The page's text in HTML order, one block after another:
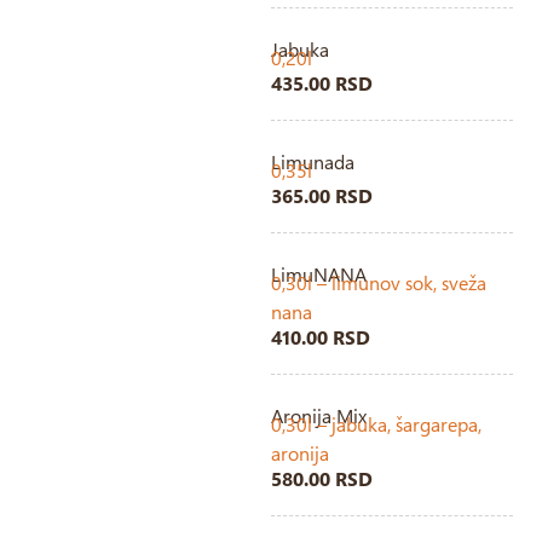
Jabuka
0,20l
435.00 RSD
Limunada
0,35l
365.00 RSD
LimuNANA
0,30l – limunov sok, sveža
nana
410.00 RSD
Aronija Mix
0,30l – jabuka, šargarepa,
aronija
580.00 RSD